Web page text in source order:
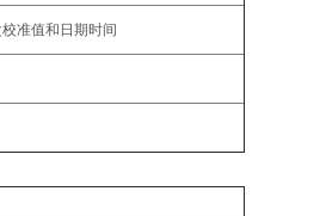
准值和日期时间